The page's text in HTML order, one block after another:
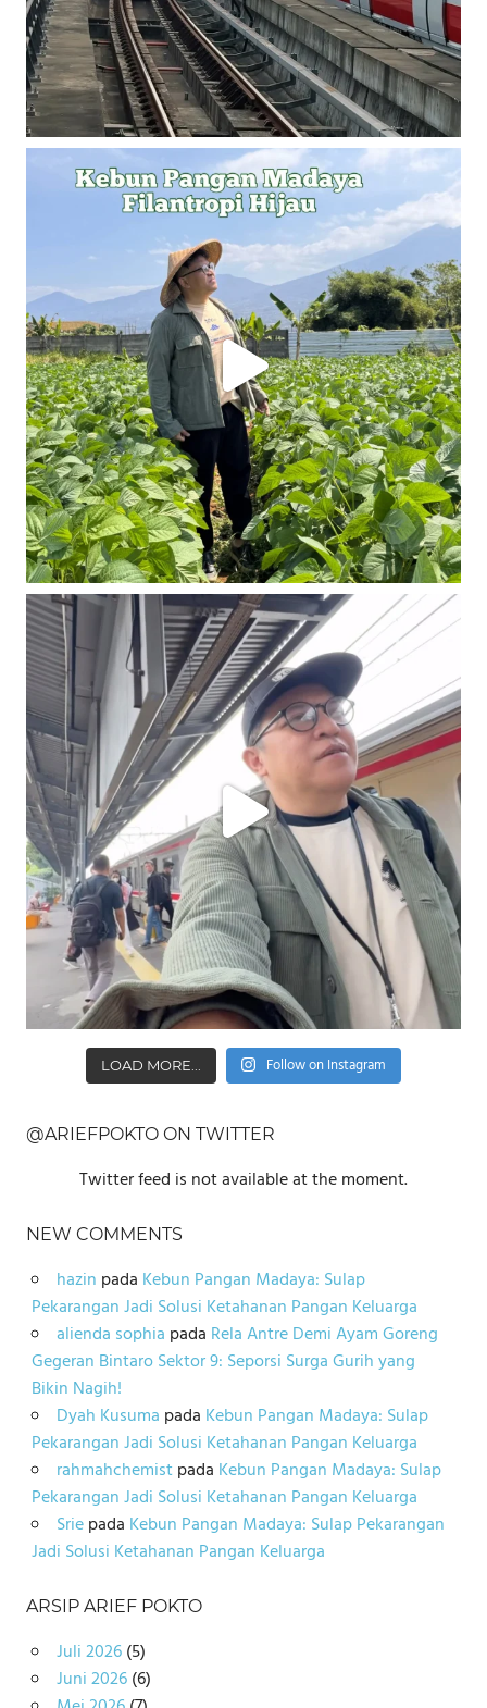
LOAD MORE... Follow on Instagram
@ARIEFPOKTO ON TWITTER
Twitter feed is not available at the moment.
NEW COMMENTS
hazin pada Kebun Pangan Madaya: Sulap
Pekarangan Jadi Solusi Ketahanan Pangan Keluarga
alienda sophia pada Rela Antre Demi Ayam Goreng
Gegeran Bintaro Sektor 9: Seporsi Surga Gurih yang
Bikin Nagih!
Dyah Kusuma pada Kebun Pangan Madaya: Sulap
Pekarangan Jadi Solusi Ketahanan Pangan Keluarga
rahmahchemistpada Kebun Pangan Madaya: Sulap
Pekarangan Jadi Solusi Ketahanan Pangan Keluarga
Sriepada Kebun Pangan Madaya: Sulap Pekarangan
Jadi Solusi Ketahanan Pangan Keluarga
ARSIP ARIEF POKTO
Juli 2026(5)
Juni 2026(6)